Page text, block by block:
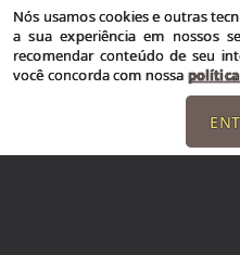
publicidade e recomendar
nossos serviços, você concorda
termos
Política de
Nós usamos cookies e outras
a sua experiência em nossos
recomendar conteúdo de seu
você concorda com nossa